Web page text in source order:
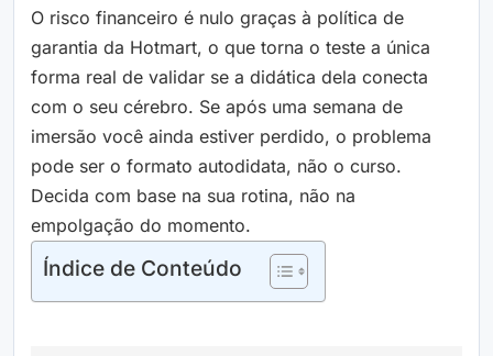
O risco financeiro é nulo graças à política de
garantia da Hotmart, o que torna o teste a única
forma real de validar se a didática dela conecta
com o seu cérebro. Se após uma semana de
imersão você ainda estiver perdido, o problema
pode ser o formato autodidata, não o curso.
Decida com base na sua rotina, não na
empolgação do momento.
Índice de Conteúdo